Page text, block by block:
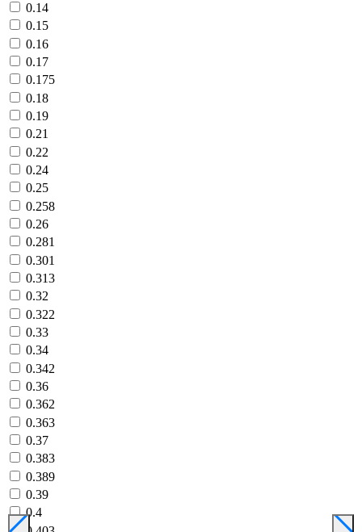
0.14
0.15
0.16
0.17
0.175
0.18
0.19
0.21
0.22
0.24
0.25
0.258
0.26
0.281
0.301
0.313
0.32
0.322
0.33
0.34
0.342
0.36
0.362
0.363
0.37
0.383
0.389
0.39
0.4